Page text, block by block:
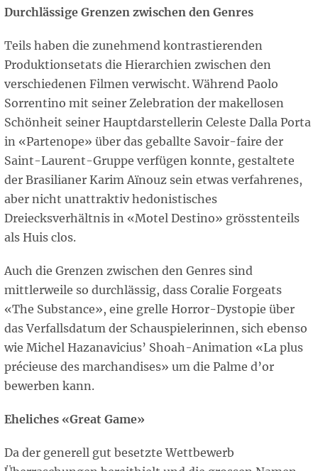
Durchlässige Grenzen zwischen den Genres
Teils haben die zunehmend kontrastierenden
Produktionsetats die Hierarchien zwischen den
verschiedenen Filmen verwischt. Während Paolo
Sorrentino mit seiner Zelebration der makellosen
Schönheit seiner Hauptdarstellerin Celeste Dalla Porta
in «Partenope» über das geballte Savoir-faire der
Saint-Laurent-Gruppe verfügen konnte, gestaltete
der Brasilianer Karim Aïnouz sein etwas verfahrenes,
aber nicht unattraktiv hedonistisches
Dreiecksverhältnis in «Motel Destino» grösstenteils
als Huis clos.
Auch die Grenzen zwischen den Genres sind
mittlerweile so durchlässig, dass Coralie Forgeats
«The Substance», eine grelle Horror-Dystopie über
das Verfallsdatum der Schauspielerinnen, sich ebenso
wie Michel Hazanavicius’ Shoah-Animation «La plus
précieuse des marchandises» um die Palme d’or
bewerben kann.
Eheliches «Great Game»
Da der generell gut besetzte Wettbewerb